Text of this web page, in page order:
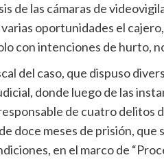
de las cámaras de
oportunidades el
con intenciones de hurto,
del caso, que dispuso
donde luego de las
de cuatro delitos
doce meses de prisión,
en el marco de